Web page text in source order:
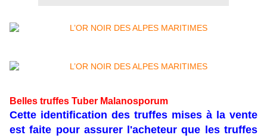
Belles truffes Tuber Malanosporum
Cette identification des truffes mises à la vente
est faite pour assurer l'acheteur que les truffes